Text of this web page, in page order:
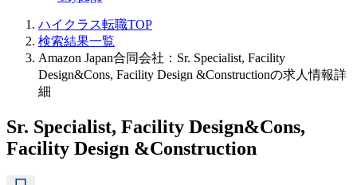
ハイクラス転職TOP
検索結果一覧
Amazon Japan合同会社：Sr. Specialist, Facility
Design&Cons, Facility Design &Constructionの求人情報詳
細
Sr. Specialist, Facility Design&Cons,
Facility Design &Construction